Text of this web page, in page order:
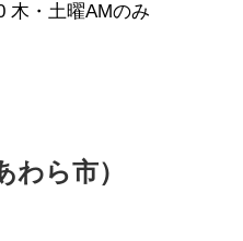
木・土曜AMのみ
わら市）